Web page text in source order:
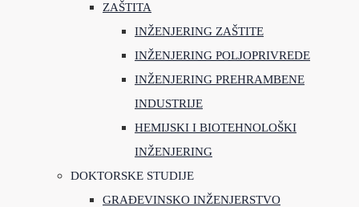
ZAŠTITA
INŽENJERING ZAŠTITE
INŽENJERING POLJOPRIVREDE
INŽENJERING PREHRAMBENE
INDUSTRIJE
HEMIJSKI I BIOTEHNOLOŠKI
INŽENJERING
DOKTORSKE STUDIJE
GRAĐEVINSKO INŽENJERSTVO